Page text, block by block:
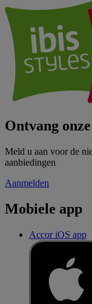
Ontvang
Meld u aan voor de
aanbiedingen
Aanmelden
Mobiele app
Accor iOS app